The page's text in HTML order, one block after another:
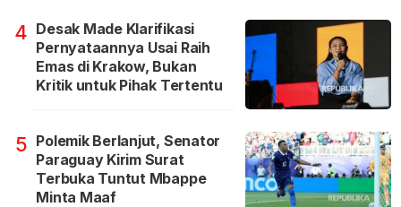
4 Desak Made Klarifikasi
Pernyataannya Usai Raih
Emas di Krakow, Bukan
Kritik untuk Pihak Tertentu
5 Polemik Berlanjut, Senator
Paraguay Kirim Surat
Terbuka Tuntut Mbappe
Minta Maaf